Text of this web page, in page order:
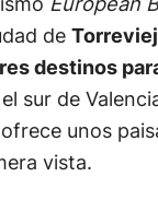
de
destinos
sur de
unos
vista.